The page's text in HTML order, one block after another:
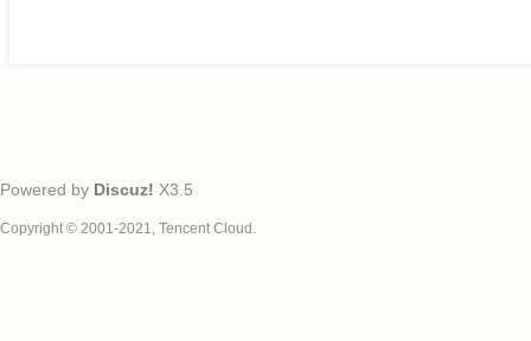
Powered by Discuz! X3.5
Copyright © 2001-2021, Tencent Cloud.